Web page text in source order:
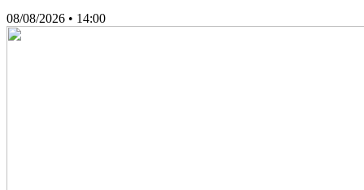
08/08/2026 • 14:00